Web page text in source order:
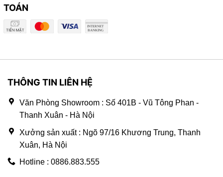
TOÁN
THÔNG TIN LIÊN HỆ
Văn Phòng Showroom : Số 401B - Vũ Tông Phan -
Thanh Xuân - Hà Nội
Xưởng sản xuất : Ngõ 97/16 Khương Trung, Thanh
Xuân, Hà Nội
Hotline : 0886.883.555